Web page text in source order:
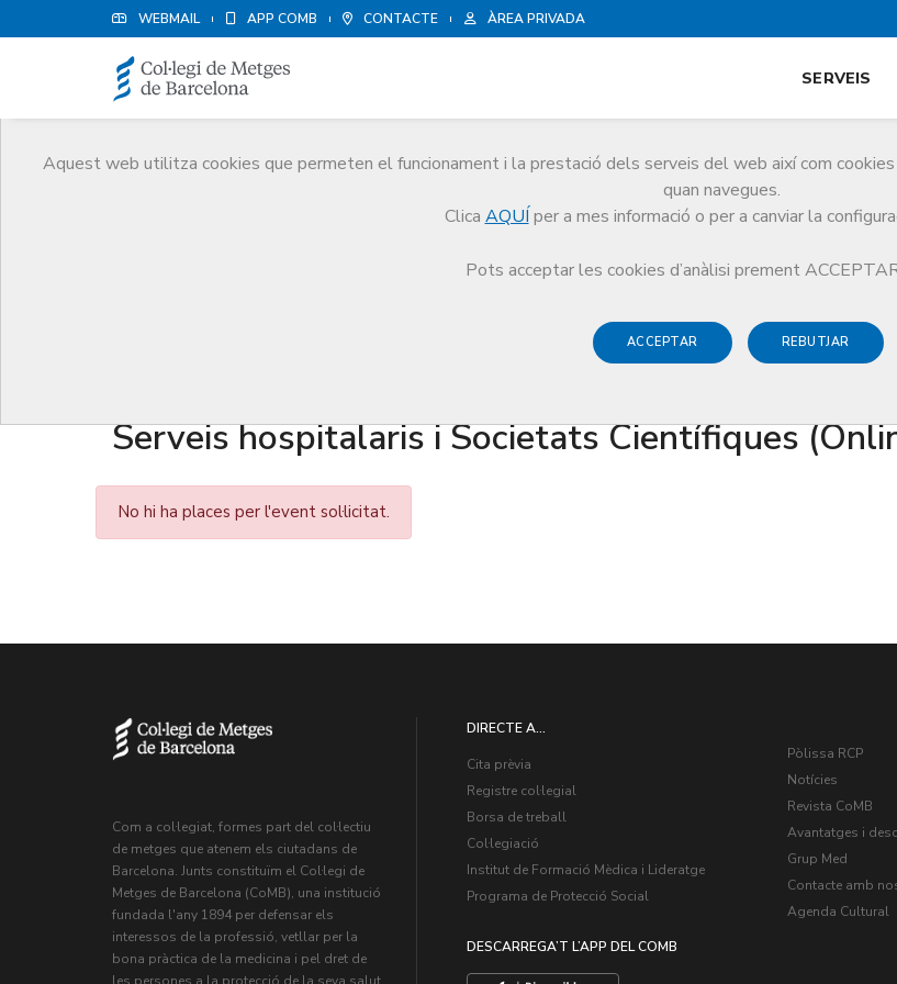
WEBMAIL APP COMB CONTACTE ÀREA PRIVADA
Aquest web utilitza cookies que permeten el funcionament i la prestació dels serveis del web així com
quan navegues.
Clica AQUÍ per a mes informació o per a canviar la
Pots acceptar les cookies d’anàlisi prement
ACCEPTAR REBUTJAR
SERVEIS
Inscripció activitat
Serveis hospitalaris i Societats Científiques
No hi ha places per l'event sol·licitat.
Com a col·legiat, formes part del col·lectiu
de metges que atenem els ciutadans de
Barcelona. Junts constituïm el Col·legi de
Metges de Barcelona (CoMB), una institució
fundada l'any 1894 per defensar els
interessos de la professió, vetllar per la
bona pràctica de la medicina i pel dret de
les persones a la protecció de la seva salut.
DIRECTE A...
Cita prèvia
Registre col·legial
Borsa de treball
Col·legiació
Institut de Formació Mèdica i Lideratge
Programa de Protecció Social
DESCARREGA’T L’APP DEL COMB
Pòlissa RCP
Notícies
Revista CoMB
Avantatges i
Grup Med
Contacte amb
Agenda Cultural